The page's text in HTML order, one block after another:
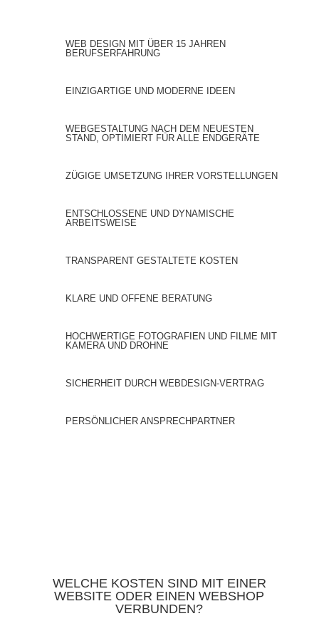
WEB DESIGN MIT ÜBER 15 JAHREN
BERUFSERFAHRUNG
EINZIGARTIGE UND MODERNE IDEEN
WEBGESTALTUNG NACH DEM NEUESTEN
STAND, OPTIMIERT FÜR ALLE ENDGERÄTE
ZÜGIGE UMSETZUNG IHRER VORSTELLUNGEN
ENTSCHLOSSENE UND DYNAMISCHE
ARBEITSWEISE
TRANSPARENT GESTALTETE KOSTEN
KLARE UND OFFENE BERATUNG
HOCHWERTIGE FOTOGRAFIEN UND FILME MIT
KAMERA UND DROHNE
SICHERHEIT DURCH WEBDESIGN-VERTRAG
PERSÖNLICHER ANSPRECHPARTNER
WELCHE KOSTEN SIND MIT EINER
WEBSITE ODER EINEN WEBSHOP
VERBUNDEN?